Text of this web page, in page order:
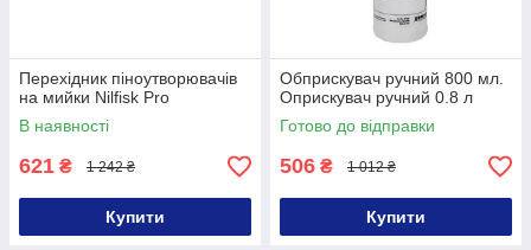
Перехідник піноутворювачів
на мийки Nilfisk Pro
В наявності
621 ₴ 1 242 ₴
Купити
Обприскувач ручний 800 мл.
Оприскувач ручний 0.8 л
Готово до відправки
506 ₴ 1 012 ₴
Купити